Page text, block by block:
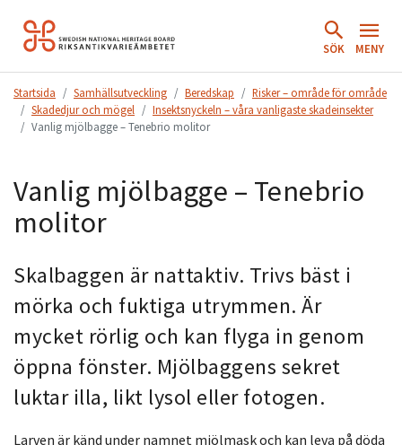
Hoppa
till
SÖK MENY
Startsida Samhällsutveckling Beredskap
Risker – område för område
Skadedjur och mögel
Insektsnyckeln – våra vanligaste skadeinsekter
Vanlig mjölbagge – Tenebrio molitor
Vanlig mjölbagge – Tenebrio
molitor
Skalbaggen är nattaktiv. Trivs bäst i
mörka och fuktiga utrymmen. Är
mycket rörlig och kan flyga in genom
öppna fönster. Mjölbaggens sekret
luktar illa, likt lysol eller fotogen.
Larven är känd under namnet mjölmask och kan leva på döda